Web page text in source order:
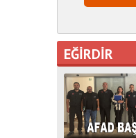
EĞİRDİR